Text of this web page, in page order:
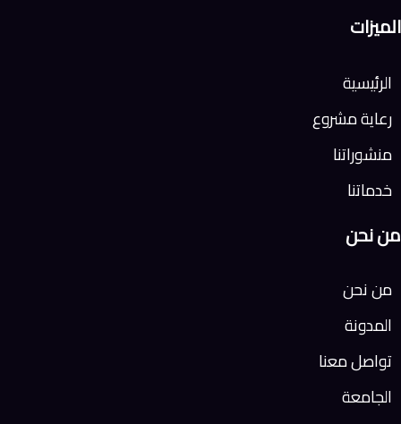
الميزات
الرئيسية
رعاية مشروع
منشوراتنا
خدماتنا
من نحن
من نحن
المدونة
تواصل معنا
الجامعة